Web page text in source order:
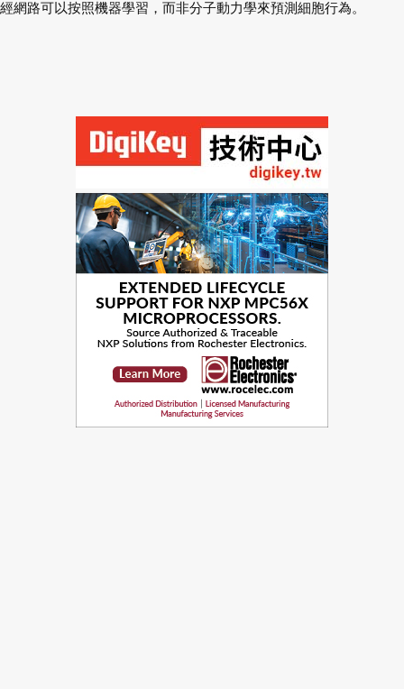
經網路可以按照機器學習，而非分子動力學來預測細胞行為。